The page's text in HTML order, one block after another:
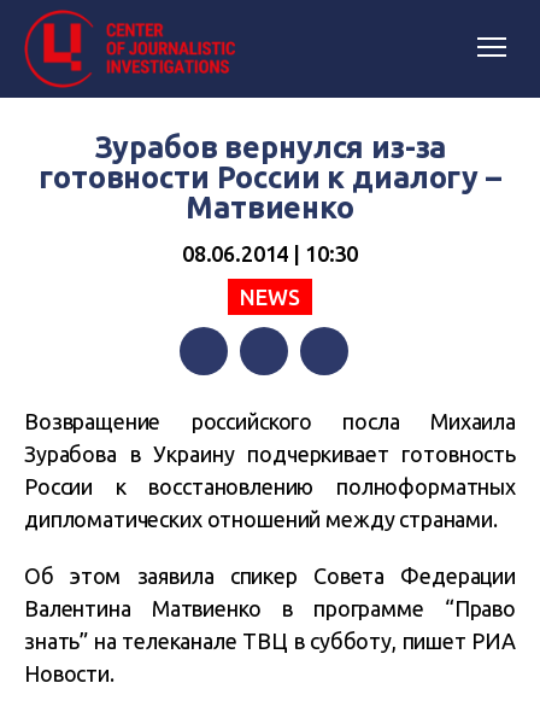
Зурабов вернулся из-за
готовности России к диалогу –
Матвиенко
08.06.2014 | 10:30
NEWS
Возвращение российского посла Михаила
Зурабова в Украину подчеркивает готовность
России к восстановлению полноформатных
дипломатических отношений между странами.
Об этом заявила спикер Совета Федерации
Валентина Матвиенко в программе “Право
знать” на телеканале ТВЦ в субботу, пишет РИА
Новости.